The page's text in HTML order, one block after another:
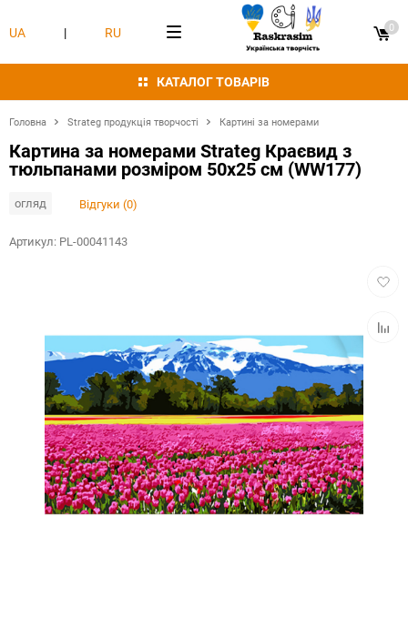
КАТАЛОГ ТОВАРІВ
UA | RU 0
Головна Strateg продукція творчості Картині за номерами
Картина за номерами Strateg Краєвид з
тюльпанами розміром 50х25 см (WW177)
огляд Відгуки (0)
Артикул: PL-00041143